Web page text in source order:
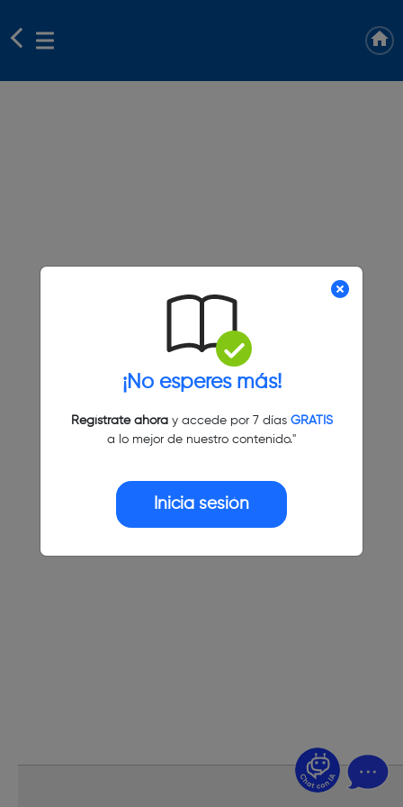
¡No esperes más!
Regístrate ahoray accede por 7 días GRATIS
a lo mejor de nuestro contenido."
Inicia sesión